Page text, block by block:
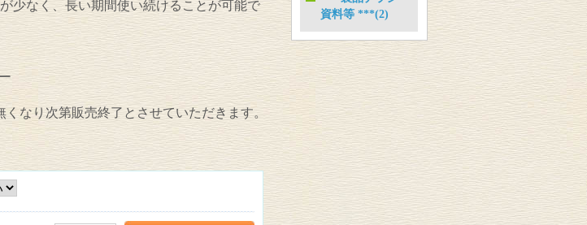
少なく、長い期間使い続けることが可能で
なり次第販売終了とさせていただきます。
資料等 ***(2)